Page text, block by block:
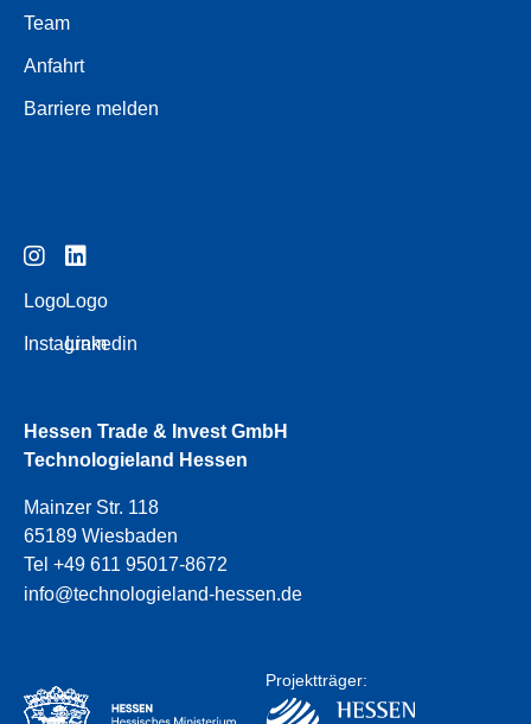
Team
Anfahrt
Barriere melden
Logo
Instagram
Logo
Linkedin
Hessen Trade & Invest GmbH
Technologieland Hessen
Mainzer Str. 118
65189 Wiesbaden
Tel +49 611 95017-8672
info@technologieland-hessen.de
Projektträger: